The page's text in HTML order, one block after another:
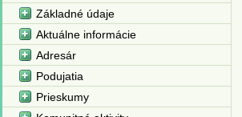
Základné údaje
Aktuálne informácie
Adresár
Podujatia
Prieskumy